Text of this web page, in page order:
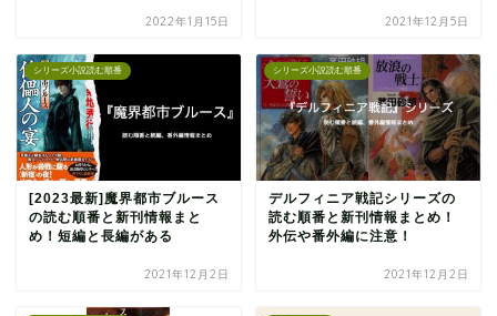
2022年1月15日 2021年12月5日
シリーズ小説読む順番
[2023最新]魔界都市ブルース
の読む順番と新刊情報まと
め！短編と長編がある
2021年12月2日
シリーズ小説読む順番
デルフィニア戦記シリーズの
読む順番と新刊情報まとめ！
外伝や番外編に注意！
2021年12月2日